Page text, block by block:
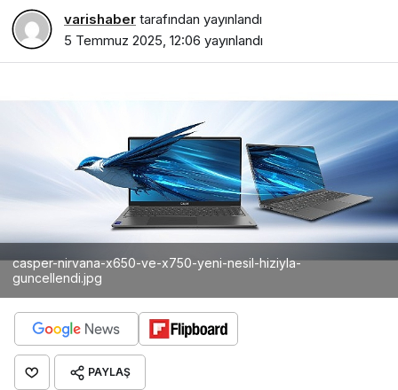
varishaber tarafından yayınlandı
5 Temmuz 2025, 12:06 yayınlandı
casper-nirvana-x650-ve-x750-yeni-nesil-hiziyla-
guncellendi.jpg
PAYLAŞ